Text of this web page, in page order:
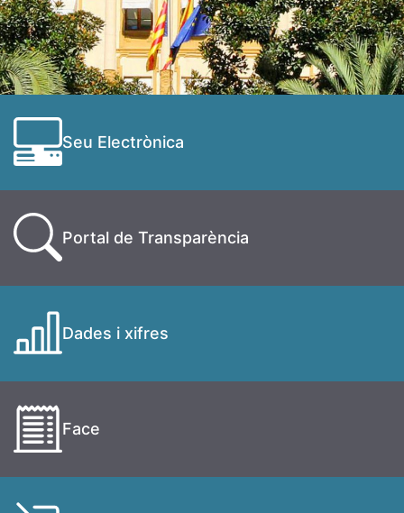
Seu Electrònica
Portal de Transparència
Dades i xifres
Face